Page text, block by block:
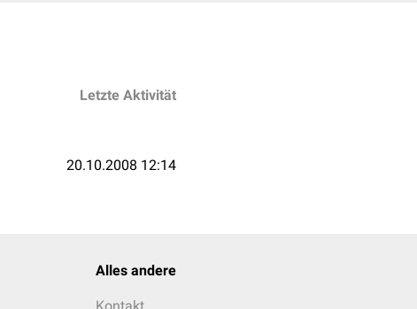
Letzte Aktivität
20.10.2008 12:14
Alles andere